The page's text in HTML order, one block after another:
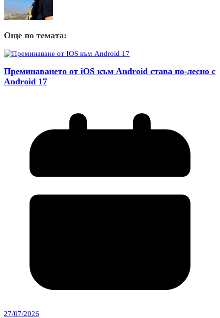
Още по темата:
Преминаването от iOS към Android става по-лесно с
Android 17
27/07/2026